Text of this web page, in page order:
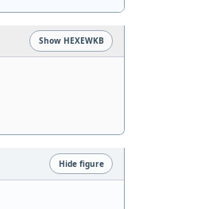
Show HEXEWKB
Hide figure